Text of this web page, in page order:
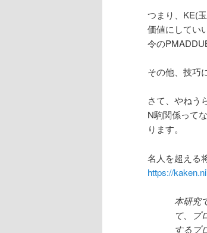
へ
移
動
つまり、KE(
価値にしてい
令の
その他、技巧
さて、やねう
N駒関係って
ります。
名人を超える
https://
本研究
て、プ
するプ